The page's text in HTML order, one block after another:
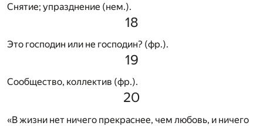
Снятие; упразднение (нем.).
18
Это господин или не господин? (фр.).
19
Сообщество, коллектив (фр.).
20
«В жизни нет ничего прекраснее, чем любовь, и ничего